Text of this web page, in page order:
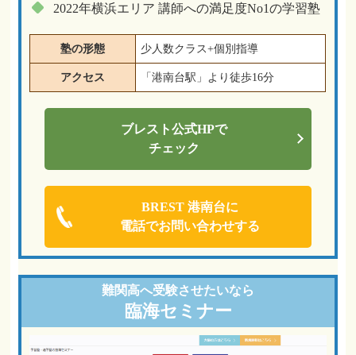
2022年横浜エリア 講師への満足度No1の学習塾
塾の形態 少人数クラス+個別指導
アクセス 「港南台駅」より徒歩16分
ブレスト公式HPで
チェック
BREST 港南台に
電話でお問い合わせする
難関高へ受験させたいなら
臨海セミナー